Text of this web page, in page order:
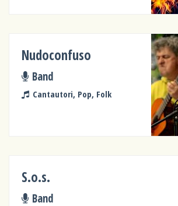
Nudoconfuso
Band
Cantautori, Pop, Folk
S.o.s.
Band